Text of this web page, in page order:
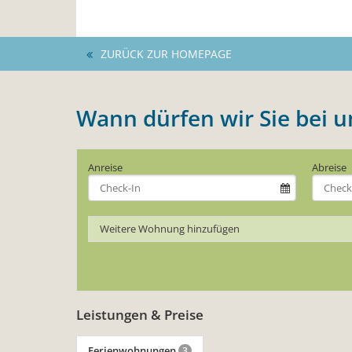
ZURÜCK ZUR HOMEPAGE
Wann dürfen wir Sie bei
Anreise Abreise
Weitere Wohnung hinzufügen
Leistungen & Preise